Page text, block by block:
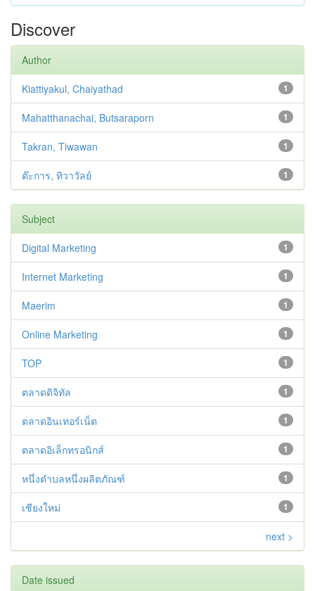
Discover
Author
1
Kiattiyakul, Chaiyathad
1
Mahatthanachai, Butsaraporn
1
Takran, Tiwawan
1
ต๊ะการ, ทิวาวัลย์
Subject
1
Digital Marketing
1
Internet Marketing
1
Maerim
1
Online Marketing
1
TOP
1
ตลาดดิจิทัล
1
ตลาดอินเทอร์เน็ต
1
ตลาดอิเล็กทรอนิกส์
1
หนึ่งตำบลหนึ่งผลิตภัณฑ์
1
เชียงใหม่
next >
Date issued